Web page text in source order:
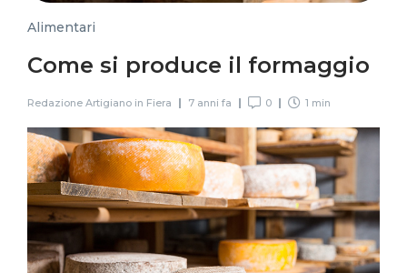
Alimentari
Come si produce il formaggio
Redazione Artigiano in Fiera 7 anni fa 0 1 min